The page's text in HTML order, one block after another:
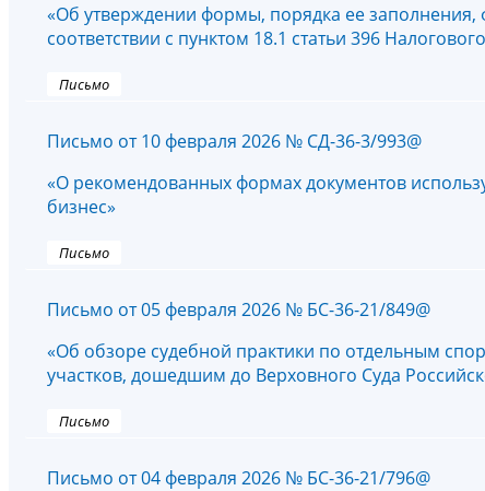
«Об утверждении формы, порядка ее заполнения,
соответствии с пунктом 18.1 статьи 396
Письмо
Письмо от 10 февраля 2026 № СД-36-3/993@
«О рекомендованных формах документов
бизнес»
Письмо
Письмо от 05 февраля 2026 № БС-36-21/849@
«Об обзоре судебной практики по отдельным
участков, дошедшим до Верховного Суда
Письмо
Письмо от 04 февраля 2026 № БС-36-21/796@